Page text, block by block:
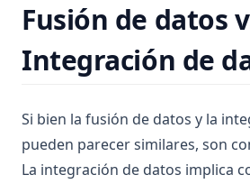
Fusión de datos
Integración de
Si bien la fusión de datos y la
pueden parecer similares, son
La integración de datos implica